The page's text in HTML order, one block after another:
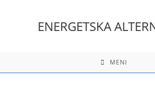
ENERGETSKA
MENI